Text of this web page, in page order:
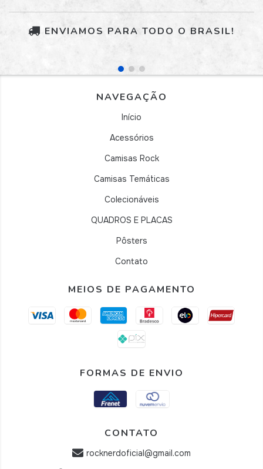
ENVIAMOS PARA TODO O BRASIL!
NAVEGAÇÃO
Início
Acessórios
Camisas Rock
Camisas Temáticas
Colecionáveis
QUADROS E PLACAS
Pôsters
Contato
MEIOS DE PAGAMENTO
FORMAS DE ENVIO
CONTATO
rocknerdoficial@gmail.com